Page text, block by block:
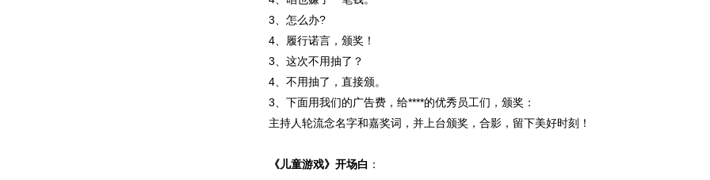
3、怎么办?
4、履行诺言，颁奖！
3、这次不用抽了？
4、不用抽了，直接颁。
3、下面用我们的广告费，给****的优秀员工们，颁奖：
主持人轮流念名字和嘉奖词，并上台颁奖，合影，留下美好时刻！
《儿童游戏》开场白 ：